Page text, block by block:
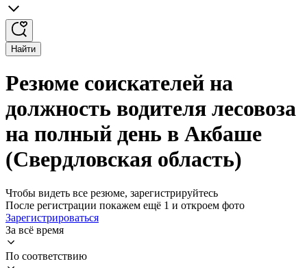
Найти
Резюме соискателей на
должность водителя лесовоза
на полный день в Акбаше
(Свердловская область)
Чтобы видеть все резюме, зарегистрируйтесь
После регистрации покажем ещё 1 и откроем фото
Зарегистрироваться
За всё время
По соответствию